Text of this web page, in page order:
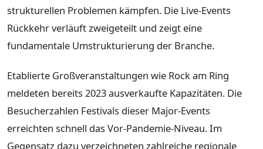
strukturellen Problemen kämpfen. Die Live-Events
Rückkehr verläuft zweigeteilt und zeigt eine
fundamentale Umstrukturierung der Branche.
Etablierte Großveranstaltungen wie Rock am Ring
meldeten bereits 2023 ausverkaufte Kapazitäten. Die
Besucherzahlen Festivals dieser Major-Events
erreichten schnell das Vor-Pandemie-Niveau. Im
Gegensatz dazu verzeichneten zahlreiche regionale